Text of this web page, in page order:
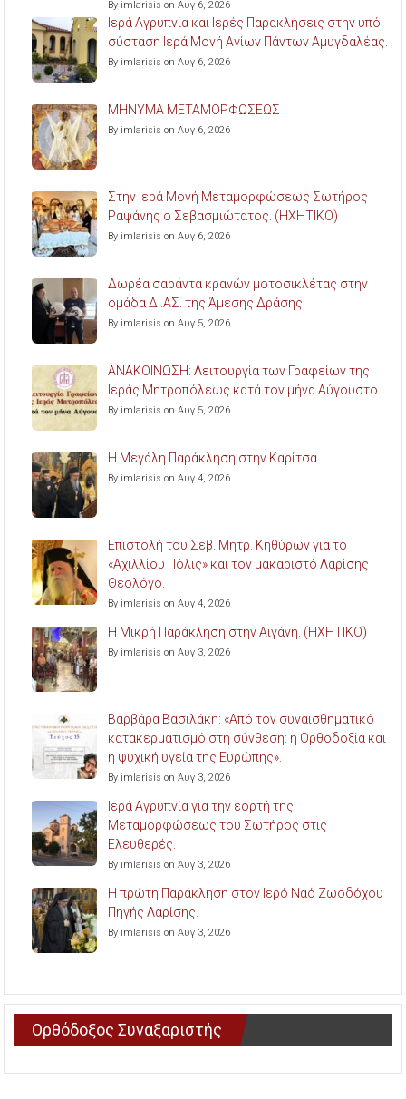
By imlarisis on Αυγ 6, 2026
Ιερά Αγρυπνία και Ιερές Παρακλήσεις στην υπό
σύσταση Ιερά Μονή Αγίων Πάντων Αμυγδαλέας.
By imlarisis on Αυγ 6, 2026
ΜΗΝΥΜΑ ΜΕΤΑΜΟΡΦΩΣΕΩΣ
By imlarisis on Αυγ 6, 2026
Στην Ιερά Μονή Μεταμορφώσεως Σωτήρος
Ραψάνης ο Σεβασμιώτατος. (ΗΧΗΤΙΚΟ)
By imlarisis on Αυγ 6, 2026
Δωρέα σαράντα κρανών μοτοσικλέτας στην
ομάδα ΔΙ.ΑΣ. της Άμεσης Δράσης.
By imlarisis on Αυγ 5, 2026
ΑΝΑΚΟΙΝΩΣΗ: Λειτουργία των Γραφείων της
Ιεράς Μητροπόλεως κατά τον μήνα Αύγουστο.
By imlarisis on Αυγ 5, 2026
Η Μεγάλη Παράκληση στην Καρίτσα.
By imlarisis on Αυγ 4, 2026
Επιστολή του Σεβ. Μητρ. Κηθύρων για το
«Αχιλλίου Πόλις» και τον μακαριστό Λαρίσης
Θεολόγο.
By imlarisis on Αυγ 4, 2026
Η Μικρή Παράκληση στην Αιγάνη. (ΗΧΗΤΙΚΟ)
By imlarisis on Αυγ 3, 2026
Βαρβάρα Βασιλάκη: «Από τον συναισθηματικό
κατακερματισμό στη σύνθεση: η Ορθοδοξία και
η ψυχική υγεία της Ευρώπης».
By imlarisis on Αυγ 3, 2026
Ιερά Αγρυπνία για την εορτή της
Μεταμορφώσεως του Σωτήρος στις
Ελευθερές.
By imlarisis on Αυγ 3, 2026
Η πρώτη Παράκληση στον Ιερό Ναό Ζωοδόχου
Πηγής Λαρίσης.
By imlarisis on Αυγ 3, 2026
Ορθόδοξος Συναξαριστής